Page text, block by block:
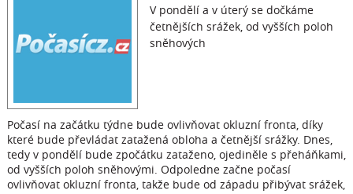
V pondělí a v úterý se dočkáme
četnějších srážek, od vyšších poloh
sněhových
Počasí na začátku týdne bude ovlivňovat okluzní fronta, díky
které bude převládat zatažená obloha a četnější srážky. Dnes,
tedy v pondělí bude zpočátku zataženo, ojediněle s přeháňkami,
od vyšších poloh sněhovými. Odpoledne začne počasí
ovlivňovat okluzní fronta, takže bude od západu přibývat srážek,